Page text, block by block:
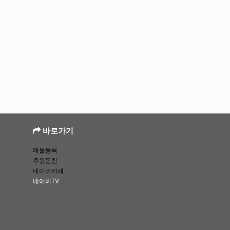
바로가기
매물등록
후원동참
네이버카페
네이버TV